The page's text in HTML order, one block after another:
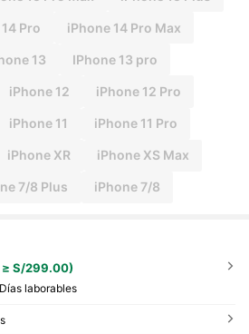
Pro iPhone 14 Pro Max
13 IPhone 13 pro
iPhone 12 iPhone 12 Pro
iPhone 11 iPhone 11 Pro
iPhone XR iPhone XS Max
7/8 Plus iPhone 7/8
≥ S/299.00)
laborables